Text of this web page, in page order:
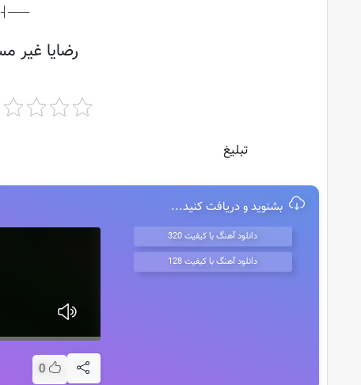
رضایا غیر
تبلیغ
بشنوید و دریافت کنید...
دانلود آهنگ با کیفیت 320
دانلود آهنگ با کیفیت 128
0